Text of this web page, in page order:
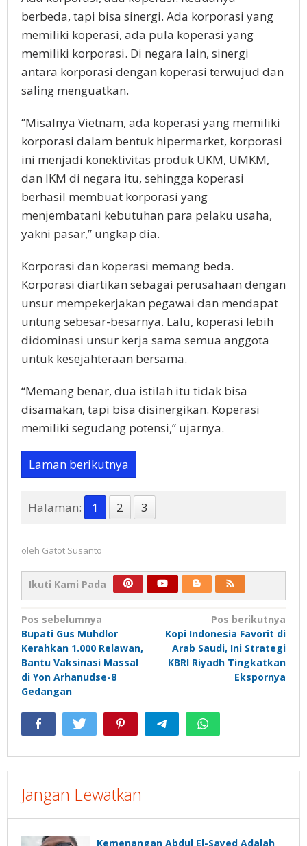
berbeda, tapi bisa sinergi. Ada korporasi yang
memiliki koperasi, ada pula koperasi yang
memiliki korporasi. Di negara lain, sinergi
antara korporasi dengan koperasi terwujud dan
saling menguatkan.
‘’Misalnya Vietnam, ada koperasi yang memiliki
korporasi dalam bentuk hipermarket, korporasi
ini menjadi konektivitas produk UKM, UMKM,
dan IKM di negara itu, sehingga koperasi
berhasil membuat korporasi yang
menjembatani kebutuhan para pelaku usaha,
yakni pasar,’’ ungkap dia.
Korporasi dan koperasi memang beda.
Korporasi diartikan sebagai perusahaan dengan
unsur mempekerjakan pegawai dan mendapat
untung sebesar-besarnya. Lalu, koperasi lebih
didominasi unsur kerja sama semua anggota
untuk kesejahteraan bersama.
“Memang benar, dua istilah itu tidak bisa
disamakan, tapi bisa disinergikan. Koperasi
memiliki segudang potensi,’’ ujarnya.
Laman berikutnya
Halaman: 1 2 3
oleh Gatot Susanto
Ikuti Kami Pada
Navigasi
pos
Pos sebelumnya
Bupati Gus Muhdlor
Kerahkan 1.000 Relawan,
Bantu Vaksinasi Massal
di Yon Arhanudse-8
Gedangan
Pos berikutnya
Kopi Indonesia Favorit di
Arab Saudi, Ini Strategi
KBRI Riyadh Tingkatkan
Ekspornya
Jangan Lewatkan
Kemenangan Abdul El-Sayed Adalah